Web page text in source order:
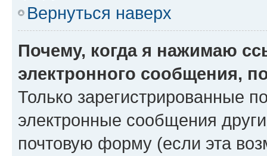
Вернуться наверх
Почему, когда я нажимаю
электронного сообщения,
Только зарегистрированные
электронные сообщения
почтовую форму (если эта